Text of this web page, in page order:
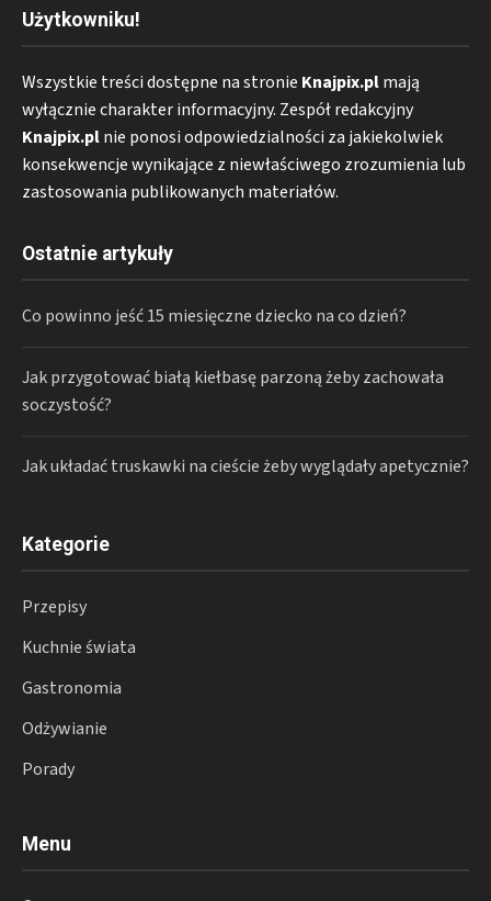
Użytkowniku!
Wszystkie treści dostępne na stronie Knajpix.plmają
wyłącznie charakter informacyjny. Zespół redakcyjny
Knajpix.plnie ponosi odpowiedzialności za jakiekolwiek
konsekwencje wynikające z niewłaściwego zrozumienia lub
zastosowania publikowanych materiałów.
Ostatnie artykuły
Co powinno jeść 15 miesięczne dziecko na co dzień?
Jak przygotować białą kiełbasę parzoną żeby zachowała
soczystość?
Jak układać truskawki na cieście żeby wyglądały apetycznie?
Kategorie
Przepisy
Kuchnie świata
Gastronomia
Odżywianie
Porady
Menu